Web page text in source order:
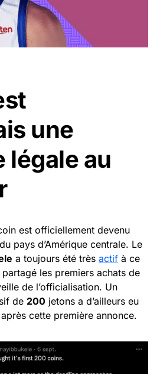
une
légale au
est officiellement devenu
du pays d’Amérique centrale. Le
a toujours été très actif à ce
les premiers achats de
de l’officialisation. Un
de 200 jetons a d’ailleurs eu
cette première annonce.